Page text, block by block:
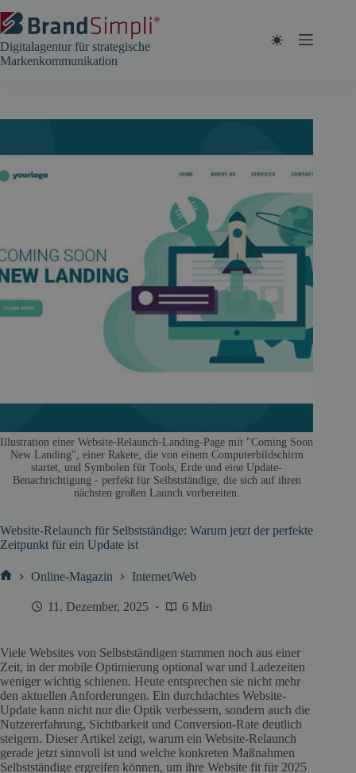
Inhalt
springen
Digitalagentur für strategische
Markenkommunikation
Illustration einer Website-Relaunch-Landing-Page mit "Coming Soon
New Landing", einer Rakete, die von einem Computerbildschirm
startet, und Symbolen für Tools, Erde und eine Update-
Benachrichtigung - perfekt für Selbstständige, die sich auf ihren
nächsten großen Launch vorbereiten.
Website-Relaunch für Selbstständige: Warum jetzt der perfekte
Zeitpunkt für ein Update ist
Online-Magazin Internet/Web
11. Dezember, 2025 6 Min
Viele Websites von Selbstständigen stammen noch aus einer
Zeit, in der mobile Optimierung optional war und Ladezeiten
weniger wichtig schienen. Heute entsprechen sie nicht mehr
den aktuellen Anforderungen. Ein durchdachtes Website-
Update kann nicht nur die Optik verbessern, sondern auch die
Nutzererfahrung, Sichtbarkeit und Conversion-Rate deutlich
steigern. Dieser Artikel zeigt, warum ein Website-Relaunch
gerade jetzt sinnvoll ist und welche konkreten Maßnahmen
Selbstständige ergreifen können, um ihre Website fit für 2025